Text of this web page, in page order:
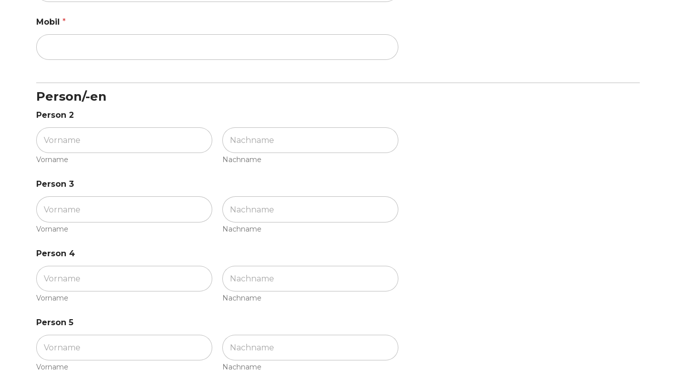
Mobil *
Person/-en
Person 2
Vorname Nachname
Person 3
Vorname Nachname
4
e
r
s
o
Person 4
Vorname Nachname
Person 5
Vorname Nachname